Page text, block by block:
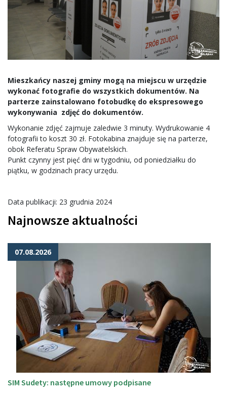
Mieszkańcy naszej gminy mogą na miejscu w urzędzie
wykonać fotografie do wszystkich dokumentów. Na
parterze zainstalowano fotobudkę do ekspresowego
wykonywania zdjęć do dokumentów.
Wykonanie zdjęć zajmuje zaledwie 3 minuty. Wydrukowanie 4
fotografii to koszt 30 zł. Fotokabina znajduje się na parterze,
obok Referatu Spraw Obywatelskich.
Punkt czynny jest pięć dni w tygodniu, od poniedziałku do
piątku, w godzinach pracy urzędu.
Data publikacji: 23 grudnia 2024
Najnowsze aktualności
07.08.2026
SIM Sudety: następne umowy podpisane